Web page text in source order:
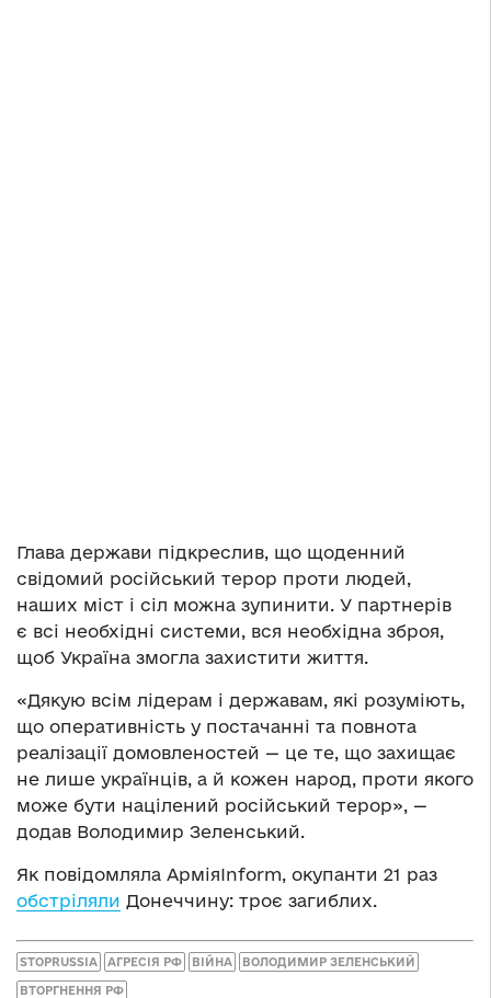
Глава держави підкреслив, що щоденний
свідомий російський терор проти людей,
наших міст і сіл можна зупинити. У партнерів
є всі необхідні системи, вся необхідна зброя,
щоб Україна змогла захистити життя.
«Дякую всім лідерам і державам, які розуміють,
що оперативність у постачанні та повнота
реалізації домовленостей — це те, що захищає
не лише українців, а й кожен народ, проти якого
може бути націлений російський терор», —
додав Володимир Зеленський.
Як повідомляла АрміяInform, окупанти 21 раз
обстріляли Донеччину: троє загиблих.
STOPRUSSIA АГРЕСІЯ РФ ВІЙНА ВОЛОДИМИР ЗЕЛЕНСЬКИЙ
ВТОРГНЕННЯ РФ